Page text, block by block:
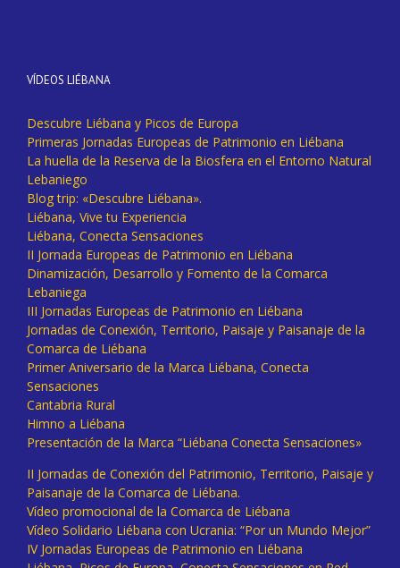
VÍDEOS LIÉBANA
Descubre Liébana y Picos de Europa
Primeras Jornadas Europeas de Patrimonio en Liébana
La huella de la Reserva de la Biosfera en el Entorno Natural
Lebaniego
Blog trip: «Descubre Liébana».
Liébana, Vive tu Experiencia
Liébana, Conecta Sensaciones
II Jornada Europeas de Patrimonio en Liébana
Dinamización, Desarrollo y Fomento de la Comarca
Lebaniega
III Jornadas Europeas de Patrimonio en Liébana
Jornadas de Conexión, Territorio, Paisaje y Paisanaje de la
Comarca de Liébana
Primer Aniversario de la Marca Liébana, Conecta
Sensaciones
Cantabria Rural
Himno a Liébana
Presentación de la Marca “Liébana Conecta Sensaciones»
II Jornadas de Conexión del Patrimonio, Territorio, Paisaje y
Paisanaje de la Comarca de Liébana.
Vídeo promocional de la Comarca de Liébana
Vídeo Solidario Liébana con Ucrania: “Por un Mundo Mejor”
IV Jornadas Europeas de Patrimonio en Liébana